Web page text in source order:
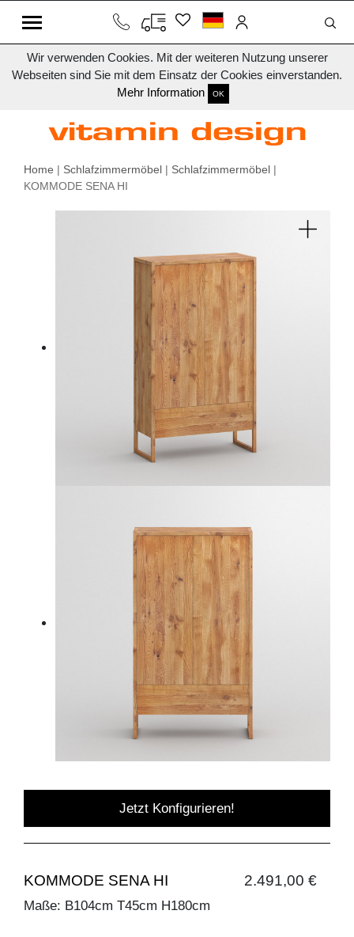
Wir verwenden Cookies. Mit der weiteren Nutzung unserer
Webseiten sind Sie mit dem Einsatz der Cookies einverstanden.
Mehr Information
OK
Home | Schlafzimmermöbel | Schlafzimmermöbel |
KOMMODE SENA HI
Jetzt Konfigurieren!
KOMMODE SENA HI 2.491,00 €
Maße: B104cm T45cm H180cm